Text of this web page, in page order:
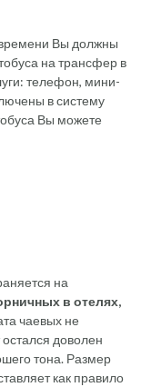
Вы должны
на трансфер в
телефон, мини-
в систему
Вы можете
на
в отелях,
чаевых не
доволен
тона. Размер
как правило